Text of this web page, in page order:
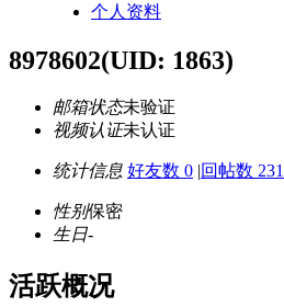
个人资料
8978602(UID: 1863)
邮箱状态未验证
视频认证未认证
统计信息 好友数 0 |回帖数 231
性别保密
生日-
活跃概况